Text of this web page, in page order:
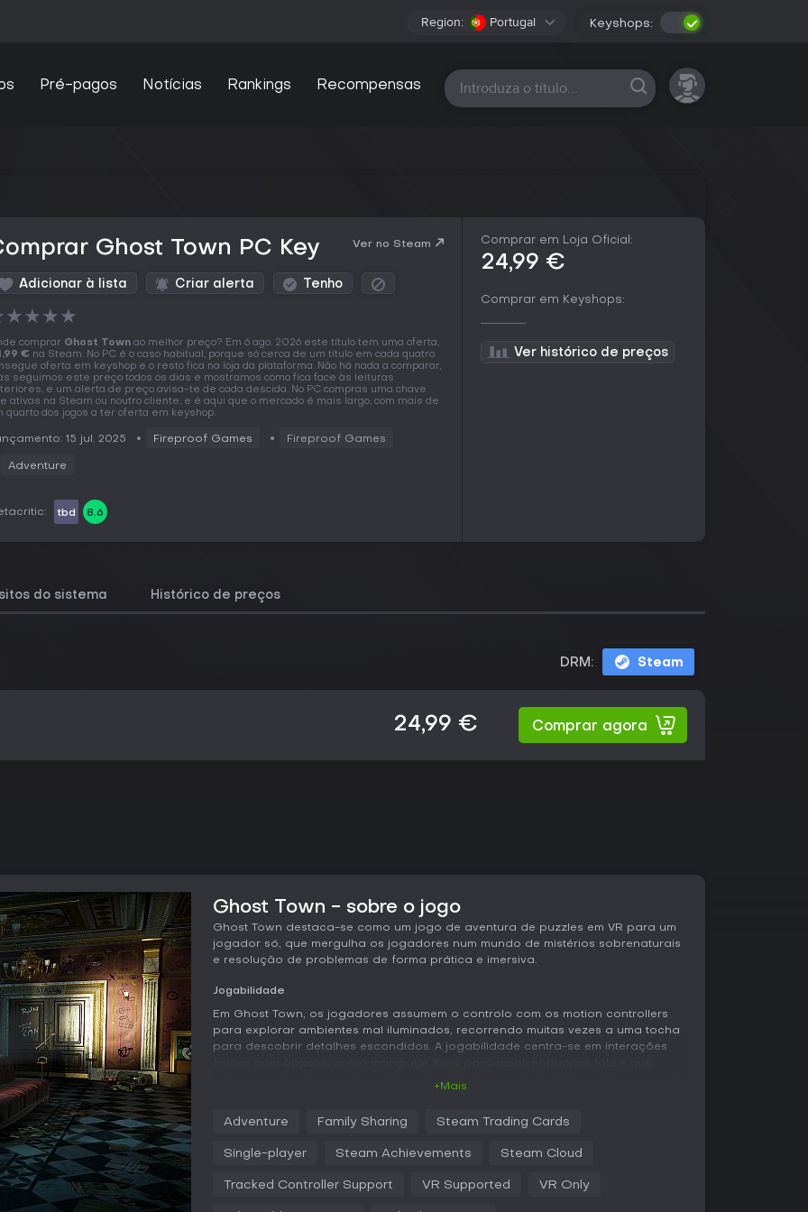
Region: Portugal Keyshops:
Pré-pagos Notícias Rankings Recompensas Todas as plataformas
Ghost Town PC Key Ver no Steam
Adicionar à lista Criar alerta Tenho
★★★★
comprar Ghost Town ao melhor preço? Em 6 ago. 2026 este título tem uma oferta,
€ na Steam. No PC é o caso habitual, porque só cerca de um título em cada quatro
oferta em keyshop e o resto fica na loja da plataforma. Não há nada a comparar,
seguimos este preço todos os dias e mostramos como fica face às leituras
e um alerta de preço avisa-te de cada descida. No PC compras uma chave
ativas na Steam ou noutro cliente, e é aqui que o mercado é mais largo, com mais de
quarto dos jogos a ter oferta em keyshop.
15 jul. 2025 Fireproof Games Fireproof Games
Adventure
tbd 8.6
Comprar em Loja Oficial:
24,99 €
Comprar em Keyshops:
Ver histórico de preços
do sistema Histórico de preços
DRM: Steam
24,99 € Comprar agora
Ghost Town - sobre o jogo
Ghost Town destaca-se como um jogo de aventura de puzzles em VR para um
jogador só, que mergulha os jogadores num mundo de mistérios sobrenaturais
e resolução de problemas de forma prática e imersiva.
Jogabilidade
Em Ghost Town, os jogadores assumem o controlo com os motion controllers
para explorar ambientes mal iluminados, recorrendo muitas vezes a uma tocha
para descobrir detalhes escondidos. A jogabilidade centra-se em interações
fantasmas, fornecem pistas e impulsionam a narrativa, misturando exploração e
a zonas urbanas, onde cada interação ganha realismo graças ao VR. Os
+Mais
Adventure Family Sharing Steam Trading Cards
Single-player Steam Achievements Steam Cloud
Tracked Controller Support VR Supported VR Only